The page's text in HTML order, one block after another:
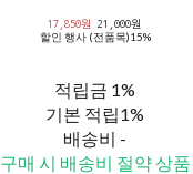
17,850원21,000원
할인 행사 (전품목)15%
적립금 1%
기본 적립1%
배송비 -
매 시 배송비 절약 상